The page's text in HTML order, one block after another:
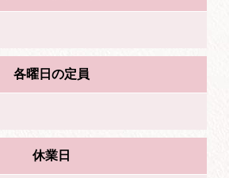
各曜日の定員
休業日